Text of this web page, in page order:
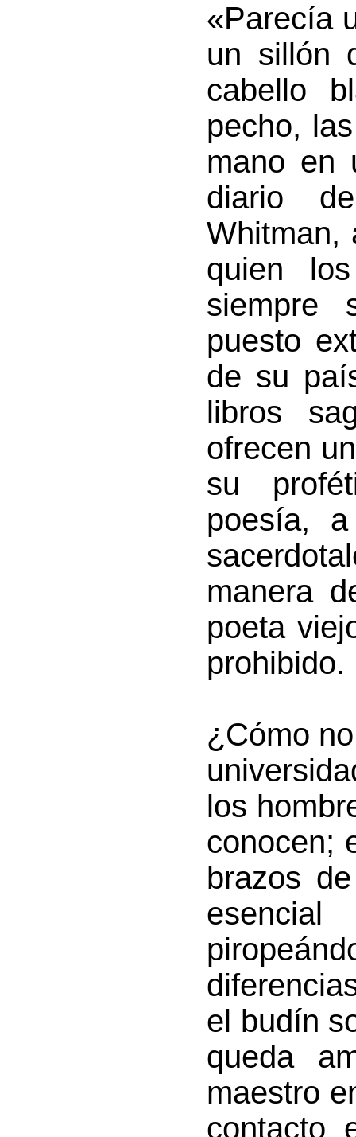
«Parecía
un sillón
cabello
pecho,
mano en
diario
Whitman,
quien
siempre
puesto
de su
libros
ofrecen
su
poesía,
manera
poeta
prohibido.
¿Cómo
los
conocen;
brazos
el budín
queda
maestro
contacto